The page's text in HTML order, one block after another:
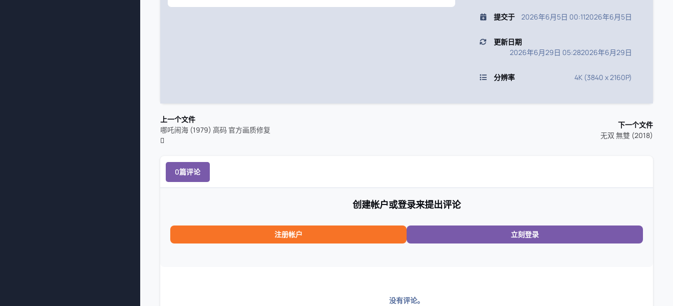
提交于 2026年6月5日 00:112026年6月5日
更新日期
2026年6月29日 05:282026年6月29日
分辨率 4K (3840 x 2160P)
上一个文件
哪吒闹海 (1979) 高码 官方画质修复
下一个文件
无双 無雙 (2018)
0篇评论
创建帐户或登录来提出评论
注册帐户 立刻登录
没有评论。